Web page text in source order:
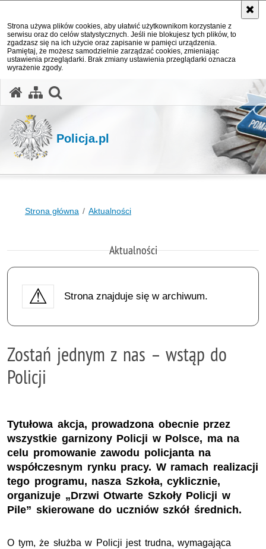
Strona używa plików cookies, aby ułatwić użytkownikom korzystanie z
serwisu oraz do celów statystycznych. Jeśli nie blokujesz tych plików, to
zgadzasz się na ich użycie oraz zapisanie w pamięci urządzenia.
Pamiętaj, że możesz samodzielnie zarządzać cookies, zmieniając
ustawienia przeglądarki. Brak zmiany ustawienia przeglądarki oznacza
wyrażenie zgody.
Policja.pl
Strona główna Aktualności
Aktualności
Strona znajduje się w archiwum.
Zostań jednym z nas – wstąp do
Policji
Tytułowa akcja, prowadzona obecnie przez
wszystkie garnizony Policji w Polsce, ma na
celu promowanie zawodu policjanta na
współczesnym rynku pracy. W ramach realizacji
tego programu, nasza Szkoła, cyklicznie,
organizuje „Drzwi Otwarte Szkoły Policji w
Pile” skierowane do uczniów szkół średnich.
O tym, że służba w Policji jest trudna, wymagająca